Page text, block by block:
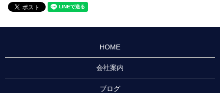
HOME
会社案内
ブログ